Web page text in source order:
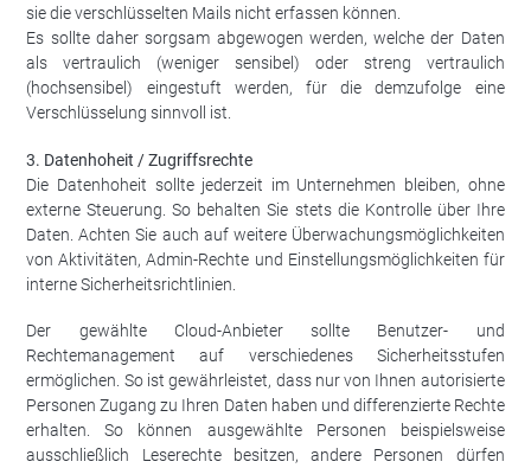
sie die verschlüsselten Mails nicht erfassen können.
Es sollte daher sorgsam abgewogen werden, welche der Daten
als vertraulich (weniger sensibel) oder streng vertraulich
(hochsensibel) eingestuft werden, für die demzufolge eine
Verschlüsselung sinnvoll ist.
3. Datenhoheit / Zugriffsrechte
Die Datenhoheit sollte jederzeit im Unternehmen bleiben, ohne
externe Steuerung. So behalten Sie stets die Kontrolle über Ihre
Daten. Achten Sie auch auf weitere Überwachungsmöglichkeiten
von Aktivitäten, Admin-Rechte und Einstellungsmöglichkeiten für
interne Sicherheitsrichtlinien.
Der gewählte Cloud-Anbieter sollte Benutzer- und
Rechtemanagement auf verschiedenes Sicherheitsstufen
ermöglichen. So ist gewährleistet, dass nur von Ihnen autorisierte
Personen Zugang zu Ihren Daten haben und differenzierte Rechte
erhalten. So können ausgewählte Personen beispielsweise
ausschließlich Leserechte besitzen, andere Personen dürfen